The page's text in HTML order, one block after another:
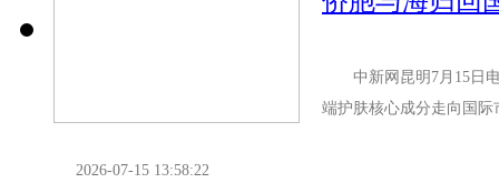
中新网昆明7月15日电
端护肤核心成分走向国
2026-07-15 13:58:22